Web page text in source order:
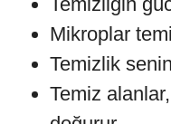
Mikroplar
Temizlik
Temiz